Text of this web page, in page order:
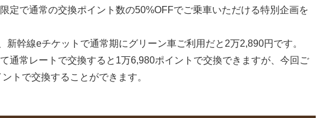
定で通常の交換ポイント数の50%OFFでご乗車いただける特別企画を
幹線eチケットで通常期にグリーン車ご利用だと2万2,890円です。
通常レートで交換すると1万6,980ポイントで交換できますが、今回ご
トで交換することができます。